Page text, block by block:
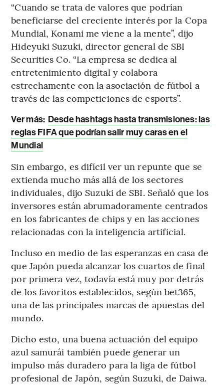
“Cuando se trata de valores que podrían
beneficiarse del creciente interés por la Copa
Mundial, Konami me viene a la mente”, dijo
Hideyuki Suzuki, director general de SBI
Securities Co. “La empresa se dedica al
entretenimiento digital y colabora
estrechamente con la asociación de fútbol a
través de las competiciones de esports”.
Ver más: Desde hashtags hasta transmisiones: las
reglas FIFA que podrían salir muy caras en el
Mundial
Sin embargo, es difícil ver un repunte que se
extienda mucho más allá de los sectores
individuales, dijo Suzuki de SBI. Señaló que los
inversores están abrumadoramente centrados
en los fabricantes de chips y en las acciones
relacionadas con la inteligencia artificial.
Incluso en medio de las esperanzas en casa de
que Japón pueda alcanzar los cuartos de final
por primera vez, todavía está muy por detrás
de los favoritos establecidos, según bet365,
una de las principales marcas de apuestas del
mundo.
Dicho esto, una buena actuación del equipo
azul samurái también puede generar un
impulso más duradero para la liga de fútbol
profesional de Japón, según Suzuki, de Daiwa.